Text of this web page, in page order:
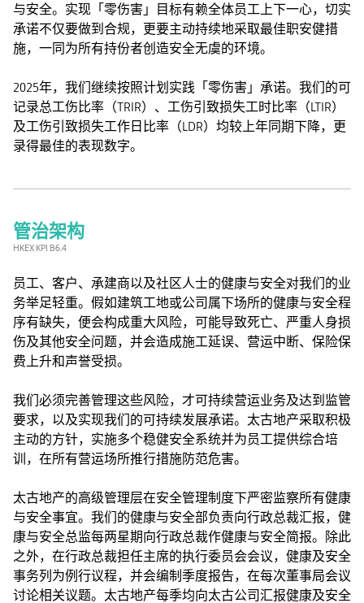
与安全。实现「零伤害」目标有赖全体员工上下一心，切实
承诺不仅要做到合规，更要主动持续地采取最佳职安健措
施，一同为所有持份者创造安全无虞的环境。
2025年，我们继续按照计划实践「零伤害」承诺。我们的可
记录总工伤比率（TRIR）、工伤引致损失工时比率（LTIR）
及工伤引致损失工作日比率（LDR）均较上年同期下降，更
录得最佳的表现数字。
管治架构
HKEX KPI B6.4
员工、客户、承建商以及社区人士的健康与安全对我们的业
务举足轻重。假如建筑工地或公司属下场所的健康与安全程
序有缺失，便会构成重大风险，可能导致死亡、严重人身损
伤及其他安全问题，并会造成施工延误、营运中断、保险保
费上升和声誉受损。
我们必须完善管理这些风险，才可持续营运业务及达到监管
要求，以及实现我们的可持续发展承诺。太古地产采取积极
主动的方针，实施多个稳健安全系统并为员工提供综合培
训，在所有营运场所推行措施防范危害。
太古地产的高级管理层在安全管理制度下严密监察所有健康
与安全事宜。我们的健康与安全部负责向行政总裁汇报，健
康与安全总监每两星期向行政总裁作健康与安全简报。除此
之外，在行政总裁担任主席的执行委员会会议，健康及安全
事务列为例行议程，并会编制季度报告，在每次董事局会议
讨论相关议题。太古地产每季均向太古公司汇报健康及安全